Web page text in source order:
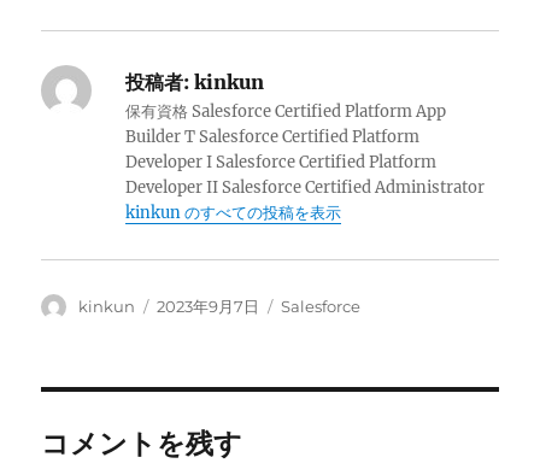
投稿者: kinkun
保有資格 Salesforce Certified Platform App
Builder T Salesforce Certified Platform
Developer I Salesforce Certified Platform
Developer II Salesforce Certified Administrator
kinkun のすべての投稿を表示
投
kinkun
投
2023年9月7日
カ
Salesforce
コメントを残す